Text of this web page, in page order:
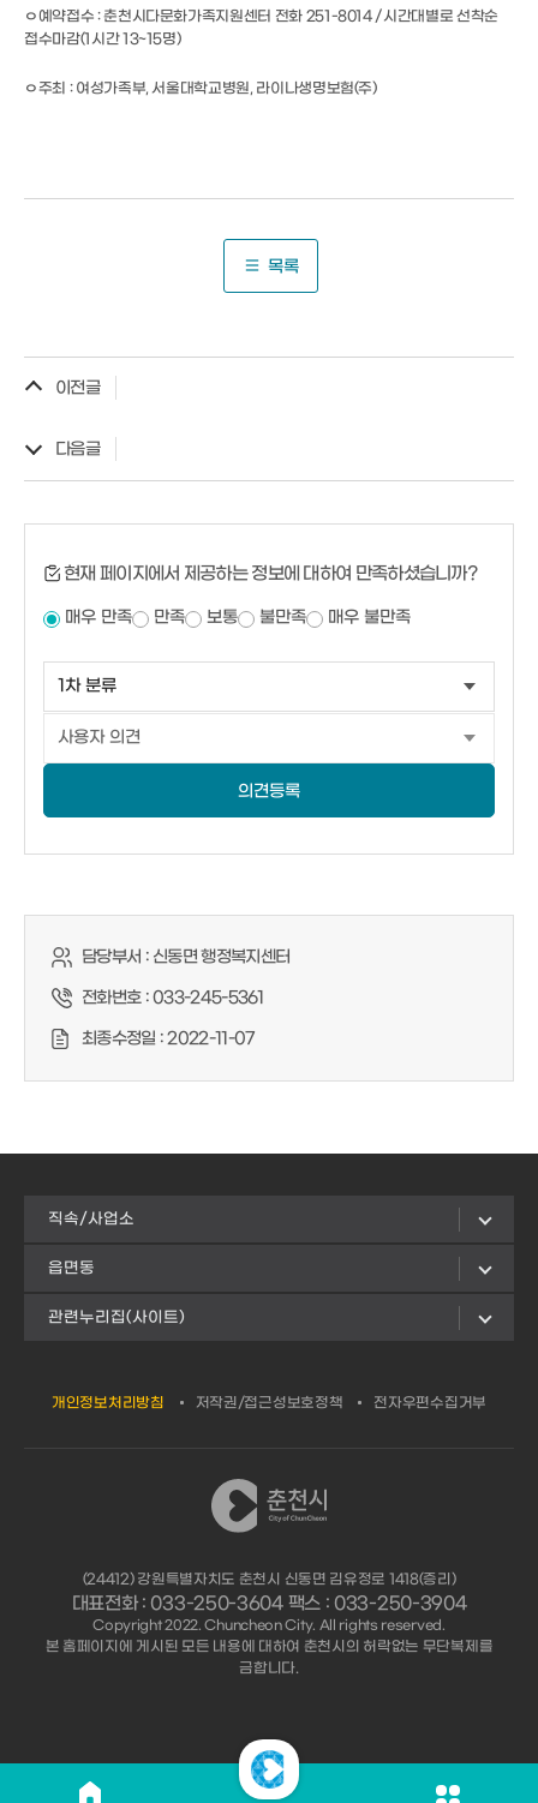
ㅇ예약접수 : 춘천시다문화가족지원센터 전화 251-8014 /시간대별로 선착순
접수마감(1시간 13~15명)
ㅇ주최 : 여성가족부, 서울대학교병원, 라이나생명보험(주)
목록
이전글
다음글
현재 페이지에서 제공하는 정보에 대하여 만족하셨습니까?
매우 만족 만족 보통 불만족 매우 불만족
의견등록
담당부서 :신동면 행정복지센터
전화번호 :033-245-5361
최종수정일 :2022-11-07
직속/사업소
읍면동
관련누리집(사이트)
개인정보처리방침 저작권/접근성보호정책 전자우편수집거부
(24412) 강원특별자치도 춘천시 신동면 김유정로 1418(증리)
대표전화 : 033-250-3604 팩스 : 033-250-3904
Copyright 2022. Chuncheon City. All rights reserved.
본 홈페이지에 게시된 모든 내용에 대하여 춘천시의 허락없는 무단복제를
금합니다.